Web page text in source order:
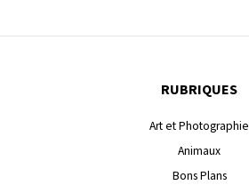
RUBRIQUES
Art et Photographie
Animaux
Bons Plans